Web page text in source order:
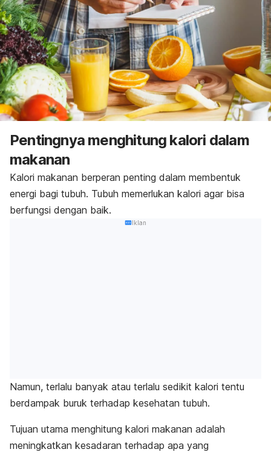
Pentingnya menghitung kalori dalam
makanan
Kalori makanan berperan penting dalam membentuk
energi bagi tubuh. Tubuh memerlukan kalori agar bisa
berfungsi dengan baik.
Iklan
Namun, terlalu banyak atau terlalu sedikit kalori tentu
berdampak buruk terhadap kesehatan tubuh.
Tujuan utama menghitung kalori makanan adalah
meningkatkan kesadaran terhadap apa yang